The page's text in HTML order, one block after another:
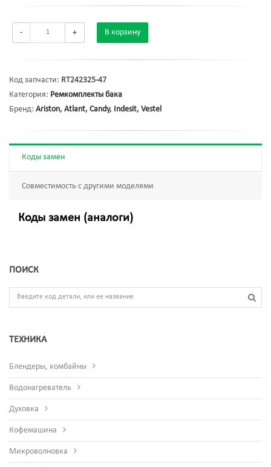
- + В корзину
Код запчасти: RT242325-47
Категория: Ремкомплекты бака
Бренд: Ariston, Atlant, Candy, Indesit, Vestel
Коды замен
Совместимость с другими моделями
Коды замен (аналоги)
ПОИСК
ТЕХНИКА
Блендеры, комбайны
Водонагреватель
Духовка
Кофемашина
Микроволновка